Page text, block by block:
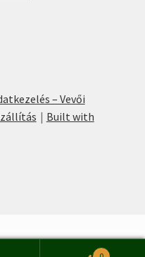
– Vevői
Built with